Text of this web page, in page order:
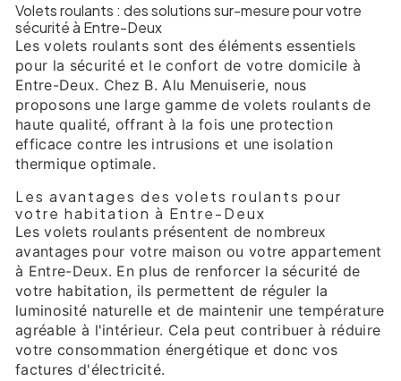
Volets roulants : des solutions sur-mesure pour votre
sécurité à Entre-Deux
Les volets roulants sont des éléments essentiels
pour la sécurité et le confort de votre domicile à
Entre-Deux. Chez B. Alu Menuiserie, nous
proposons une large gamme de volets roulants de
haute qualité, offrant à la fois une protection
efficace contre les intrusions et une isolation
thermique optimale.
Les avantages des volets roulants pour
votre habitation à Entre-Deux
Les volets roulants présentent de nombreux
avantages pour votre maison ou votre appartement
à Entre-Deux. En plus de renforcer la sécurité de
votre habitation, ils permettent de réguler la
luminosité naturelle et de maintenir une température
agréable à l'intérieur. Cela peut contribuer à réduire
votre consommation énergétique et donc vos
factures d'électricité.